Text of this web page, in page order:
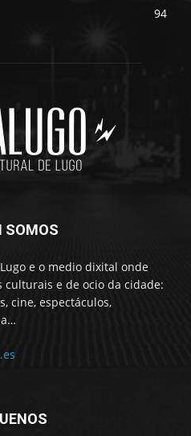
94
SOMOS
e o medio dixital onde
e de ocio da cidade:
cine, espectáculos,